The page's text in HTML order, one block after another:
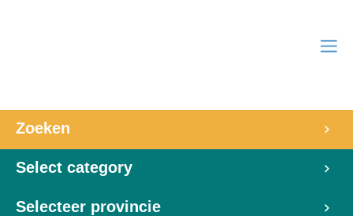
Zoeken
Select category
Selecteer provincie